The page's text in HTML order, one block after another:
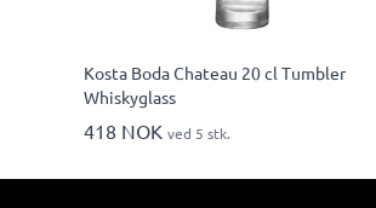
Kosta Boda Chateau 20 cl Tumbler
Whiskyglass
418 NOK ved 5 stk.